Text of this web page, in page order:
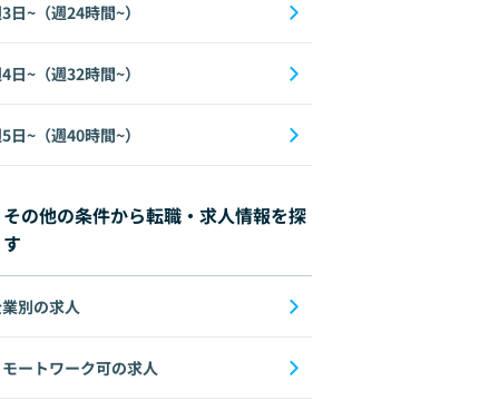
日~（週24時間~）
日~（週32時間~）
日~（週40時間~）
その他の条件から転職・求人情報を探
す
別の求人
モートワーク可の求人